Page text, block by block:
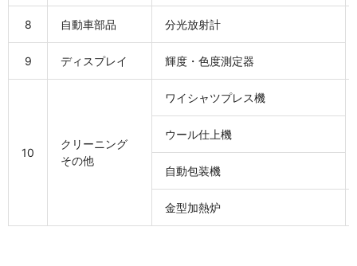
8 自動車部品 分光放射計
9 ディスプレイ 輝度・色度測定器
10
クリーニング
その他
ワイシャツプレス機
ウール仕上機
自動包装機
金型加熱炉